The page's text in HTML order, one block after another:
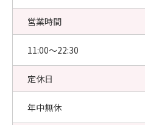
営業時間
11:00〜22:30
定休日
年中無休